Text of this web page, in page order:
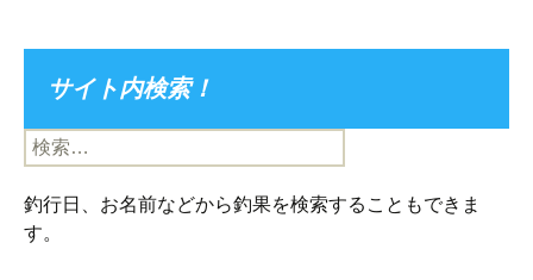
サイト内検索！
検
索:
釣行日、お名前などから釣果を検索することもできま
す。